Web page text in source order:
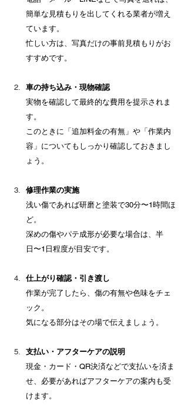
簡単な見積もりを出してくれる業者が増え
ています。
忙しい方は、写真だけの事前見積もりがお
すすめです。
車の持ち込み・現物確認
実物を確認して最終的な費用を提示されま
す。
このときに「追加料金の有無」や「作業内
容」についてもしっかり確認しておきまし
ょう。
修理作業の実施
浅い傷であれば研磨と塗装で30分〜1時間ほ
ど。
深めの傷やパテ成形が必要な場合は、半
日〜1日程度が目安です。
仕上がり確認・引き渡し
作業が完了したら、傷の有無や色味をチェ
ック。
気になる部分はその場で伝えましょう。
支払い・アフターケアの説明
現金・カード・QR決済などで支払いを済ま
せ、必要があればアフターケアの案内も受
けます。